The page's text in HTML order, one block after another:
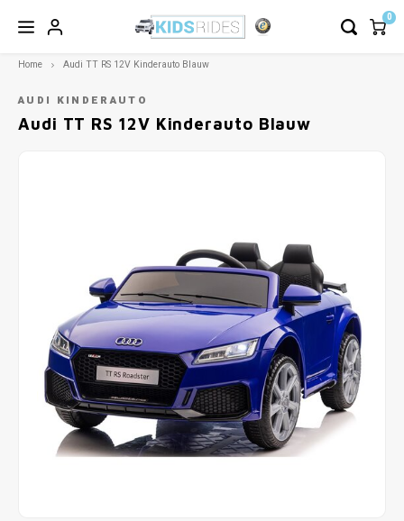
0
Home Audi TT RS 12V Kinderauto Blauw
AUDI KINDERAUTO
Audi TT RS 12V Kinderauto Blauw